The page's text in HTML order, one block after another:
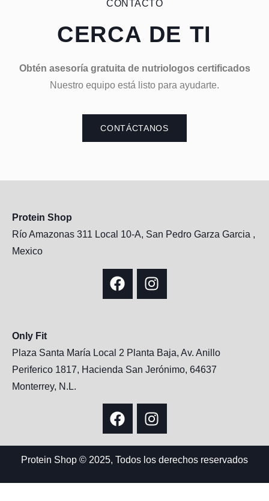
CONTACTO
CERCA DE TI
Obtén asesoría gratuita de nutriologos certificados
Nuestro equipo está listo para ayudarte.
CONTÁCTANOS
Protein Shop
Río Amazonas 311 Local 10-A, San Pedro Garza Garcia ,
Mexico
Only Fit
Plaza Santa María Local 2 Planta Baja, Av. Anillo
Periferico 1817, Hacienda San Jerónimo, 64637
Monterrey, N.L.
Protein Shop © 2025, Todos los derechos reservados